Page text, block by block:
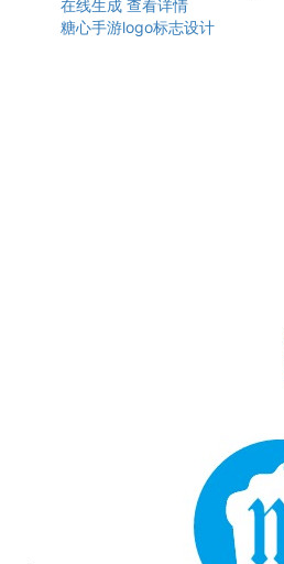
在线生成 查看详情
糖心手游logo标志设计